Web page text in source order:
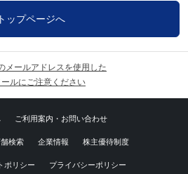
トップページへ
メールアドレスを使用した
ルにご注意ください
ご利用案内・お問い合わせ
舗検索 企業情報 株主優待制度
ポリシー プライバシーポリシー